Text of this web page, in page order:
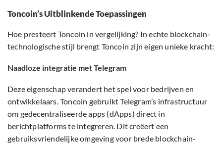
Toncoin’s Uitblinkende Toepassingen
Hoe presteert Toncoin in vergelijking? In echte blockchain-
technologische stijl brengt Toncoin zijn eigen unieke kracht:
Naadloze integratie met Telegram
Deze eigenschap verandert het spel voor bedrijven en
ontwikkelaars. Toncoin gebruikt Telegram’s infrastructuur
om gedecentraliseerde apps (dApps) direct in
berichtplatforms te integreren. Dit creëert een
gebruiksvriendelijke omgeving voor brede blockchain-